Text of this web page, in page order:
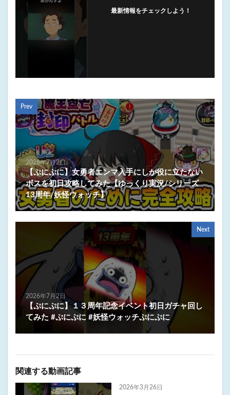
最新情報をチェックしよう！
Prev
2026年7月2日
【ぷにぷに】女勇者エンマ入手にしか役に立たない
ボスを初日攻略してみた【ゆっくり実況/シリーズ
13周年/妖怪ウォッチ】
Next
2026年7月2日
【ぷにぷに】１３周年記念イベント初日ガチャ回し
てみた #ぷにぷに #妖怪ウォッチぷにぷに
関連する動画記事
2026年3月26日